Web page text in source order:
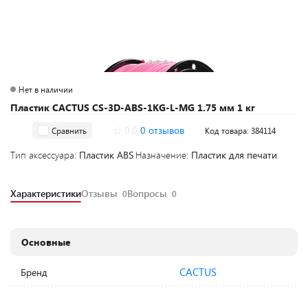
Пластик CACTUS CS-3D-ABS-1KG-L-MG 1.75 мм 1 кг
Нет в наличии
Сравнить 0 отзывов Код товара: 384114
Тип аксессуара: Пластик ABS Назначение: Пластик для печати
ХарактеристикиОтзывы 0Вопросы 0
Основные
Бренд CACTUS